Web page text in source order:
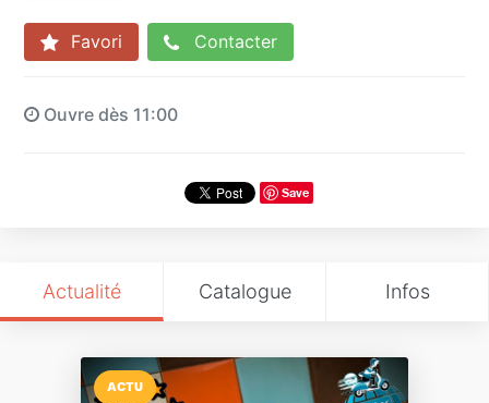
Favori Contacter
Ouvre dès 11:00
Save
Actualité Catalogue Infos
ACTU